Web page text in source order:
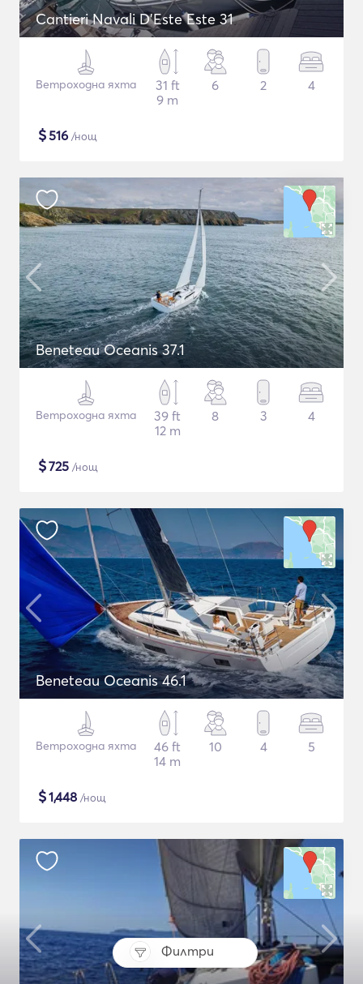
Филтри
Cantieri Navali D'Este Este 31
Ветроходна яхта
31 ft
9 m
6 2 4
$516 /нощ
Beneteau Oceanis 37.1
Ветроходна яхта
39 ft
12 m
8 3 4
$725 /нощ
Beneteau Oceanis 46.1
Ветроходна яхта
46 ft
14 m
10 4 5
$1,448 /нощ